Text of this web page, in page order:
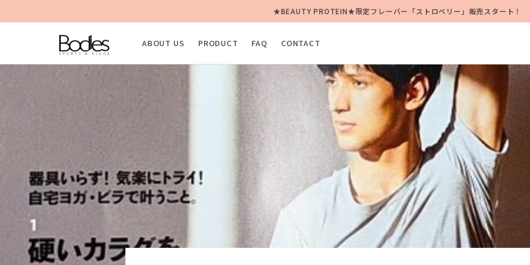
★BEAUTY PROTEIN★限定フレーバー「ストロベリー」販売スタート！
ABOUT US PRODUCT FAQ CONTACT